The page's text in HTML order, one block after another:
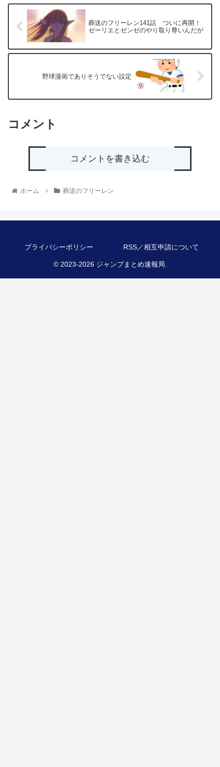
葬送のフリーレン141話 ついに再開！
ゼーリエとゼンゼのやり取り尊いんだが
野球漫画でありそうでない設定
コメント
コメントを書き込む
ホーム 葬送のフリーレン
プライバシーポリシー RSS／相互申請について
© 2023-2026 ジャンプまとめ速報局.